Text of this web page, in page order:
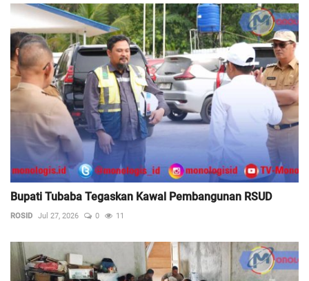
Bupati Tubaba Tegaskan Kawal Pembangunan RSUD
ROSID Jul 27, 2026 0 11